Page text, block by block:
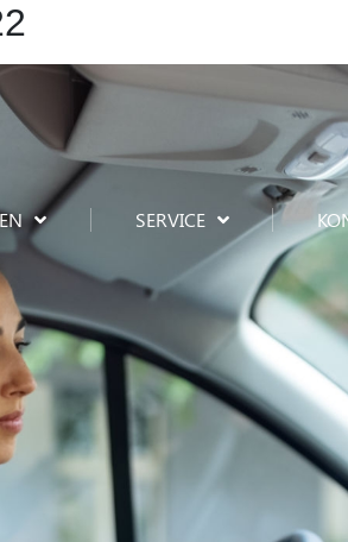
SERVICE